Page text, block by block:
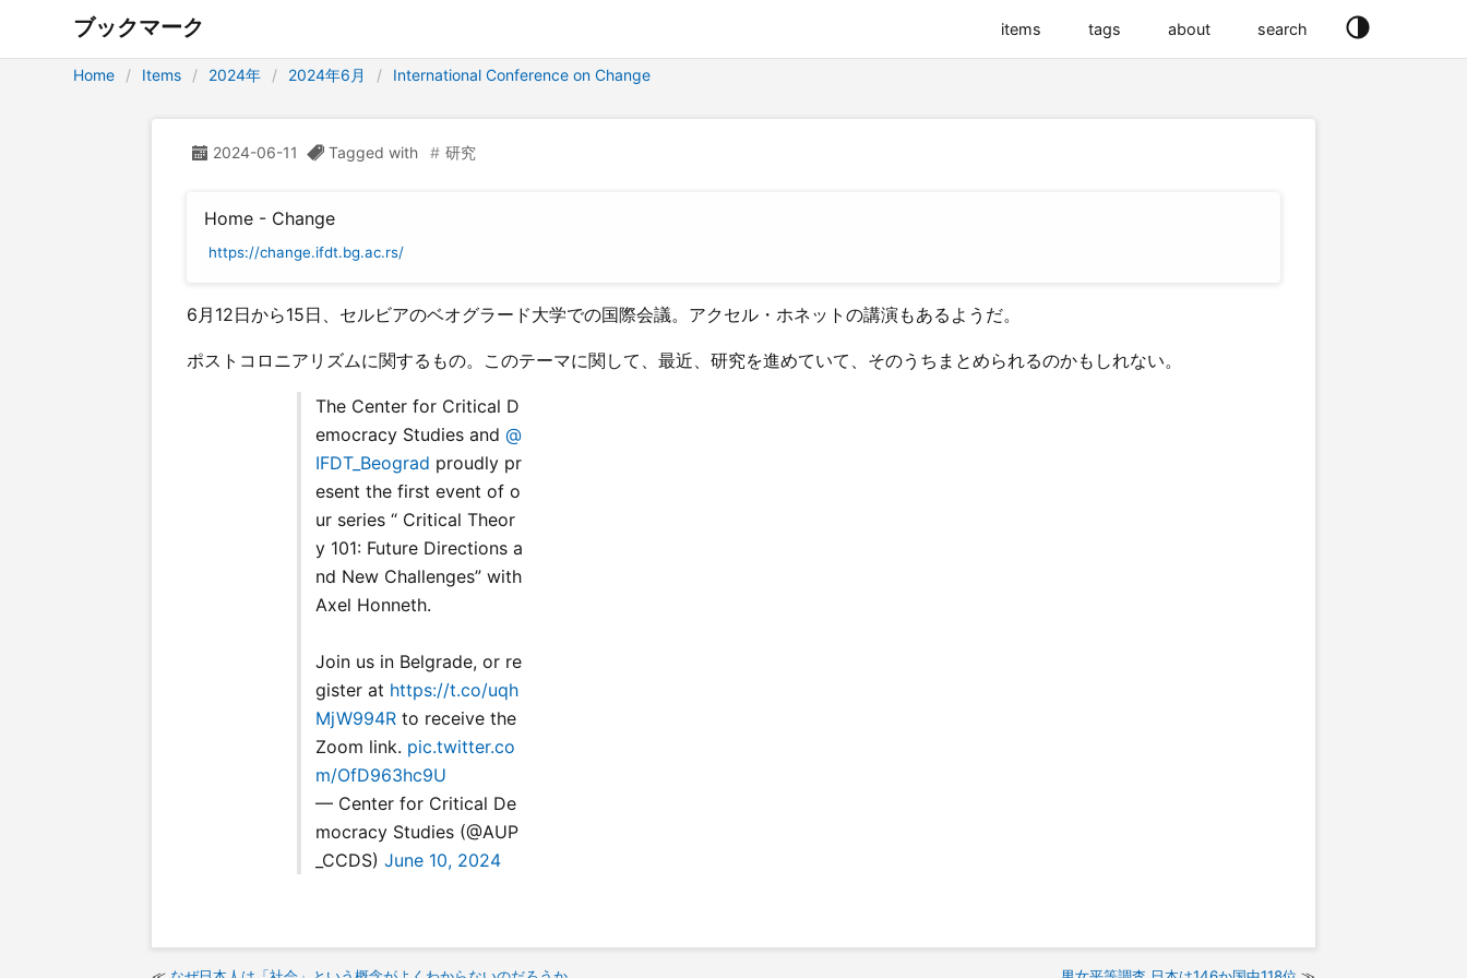
ブックマーク items tags about search
Home Items 2024年 2024年6月 International Conference on Change
2024-06-11 Tagged with 研究
Home - Change
https://change.ifdt.bg.ac.rs/
6月12日から15日、セルビアのベオグラード大学での国際会議。アクセル・ホネットの講演もあるようだ。
ポストコロニアリズムに関するもの。このテーマに関して、最近、研究を進めていて、そのうちまとめられるのかもしれない。
The Center for Critical D
emocracy Studies and @
IFDT_Beograd proudly pr
esent the first event of o
ur series “ Critical Theor
y 101: Future Directions a
nd New Challenges” with
Axel Honneth.
Join us in Belgrade, or re
gister at https://t.co/uqh
MjW994Rto receive the
Zoom link. pic.twitter.co
m/OfD963hc9U
— Center for Critical De
mocracy Studies (@AUP
_CCDS) June 10, 2024